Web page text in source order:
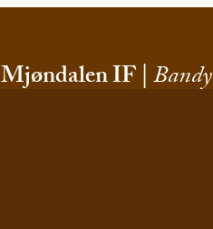
Mjøndalen IF|Bandy